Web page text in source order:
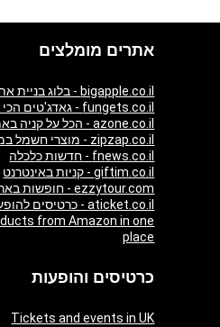
אתרים מומלצים
bigapple.co.il - בלוג בניית אתרים
fungets.co.il - גאדג'טים הכי שווים
azone.co.il - הכל על קניה באמזון
zipzap.co.il - מוצרי חשמל במחירים הגיוניים
fnews.co.il - חדשות כלכלה
giftim.co.il - קניות באינטרנט
ezzytour.com - חופשות בארץ ובעולם
aticket.co.il - כרטיסים להופעות
from Amazon in one
place
כרטיסים והופעות
Tickets and events in UK